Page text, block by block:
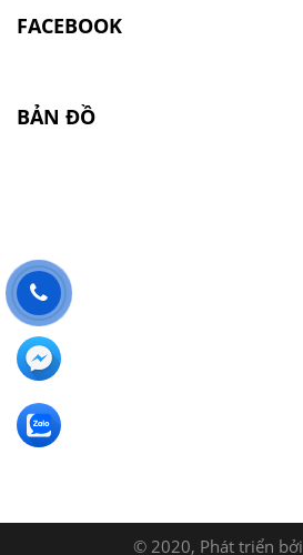
FACEBOOK
BẢN ĐỒ
© 2020, Phát triển bởi